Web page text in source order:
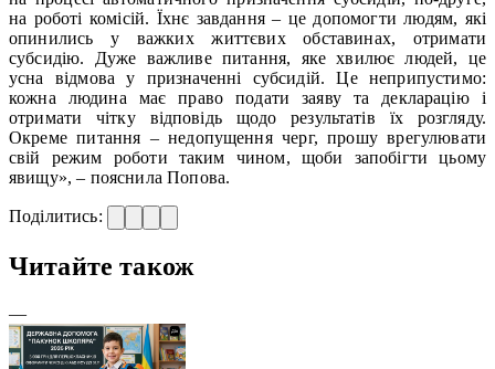
на роботі комісій. Їхнє завдання – це допомогти людям, які
опинились у важких життєвих обставинах, отримати
субсидію. Дуже важливе питання, яке хвилює людей, це
усна відмова у призначенні субсидій. Це неприпустимо:
кожна людина має право подати заяву та декларацію і
отримати чітку відповідь щодо результатів їх розгляду.
Окреме питання – недопущення черг, прошу врегулювати
свій режим роботи таким чином, щоби запобігти цьому
явищу», – пояснила Попова.
Поділитись:
Читайте також
—